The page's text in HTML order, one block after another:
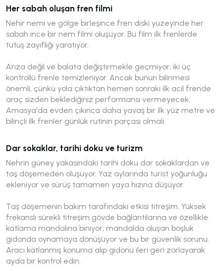
Her sabah oluşan fren filmi
Nehir nemi ve gölge birleşince fren diski yüzeyinde her
sabah ince bir nem filmi oluşuyor. Bu film ilk frenlerde
tutuş zayıflığı yaratıyor.
Arıza değil ve balata değiştirmekle geçmiyor; iki üç
kontrollü frenle temizleniyor. Ancak bunun bilinmesi
önemli, çünkü yola çıktıktan hemen sonraki ilk acil frende
araç sizden beklediğiniz performansı vermeyecek.
Amasya'da evden çıkınca daha yavaş bir ilk yüz metre ve
bilinçli ilk frenler günlük rutinin parçası olmalı.
Dar sokaklar, tarihi doku ve turizm
Nehrin güney yakasındaki tarihi doku dar sokaklardan ve
taş döşemeden oluşuyor. Yaz aylarında turist yoğunluğu
ekleniyor ve sürüş tamamen yaya hızına düşüyor.
Taş döşemenin bakım tarafındaki etkisi titreşim. Yüksek
frekanslı sürekli titreşim gövde bağlantılarına ve özellikle
katlama mandalına biniyor; mandalda oluşan boşluk
gidonda oynamaya dönüşüyor ve bu bir güvenlik sorunu.
Aracı katlanmış konuma alıp gidonu ileri geri zorlayarak
ayda bir kontrol edin.